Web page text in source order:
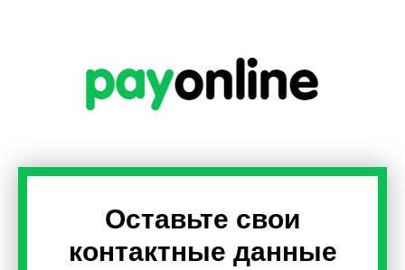
Оставьте свои
контактные данные